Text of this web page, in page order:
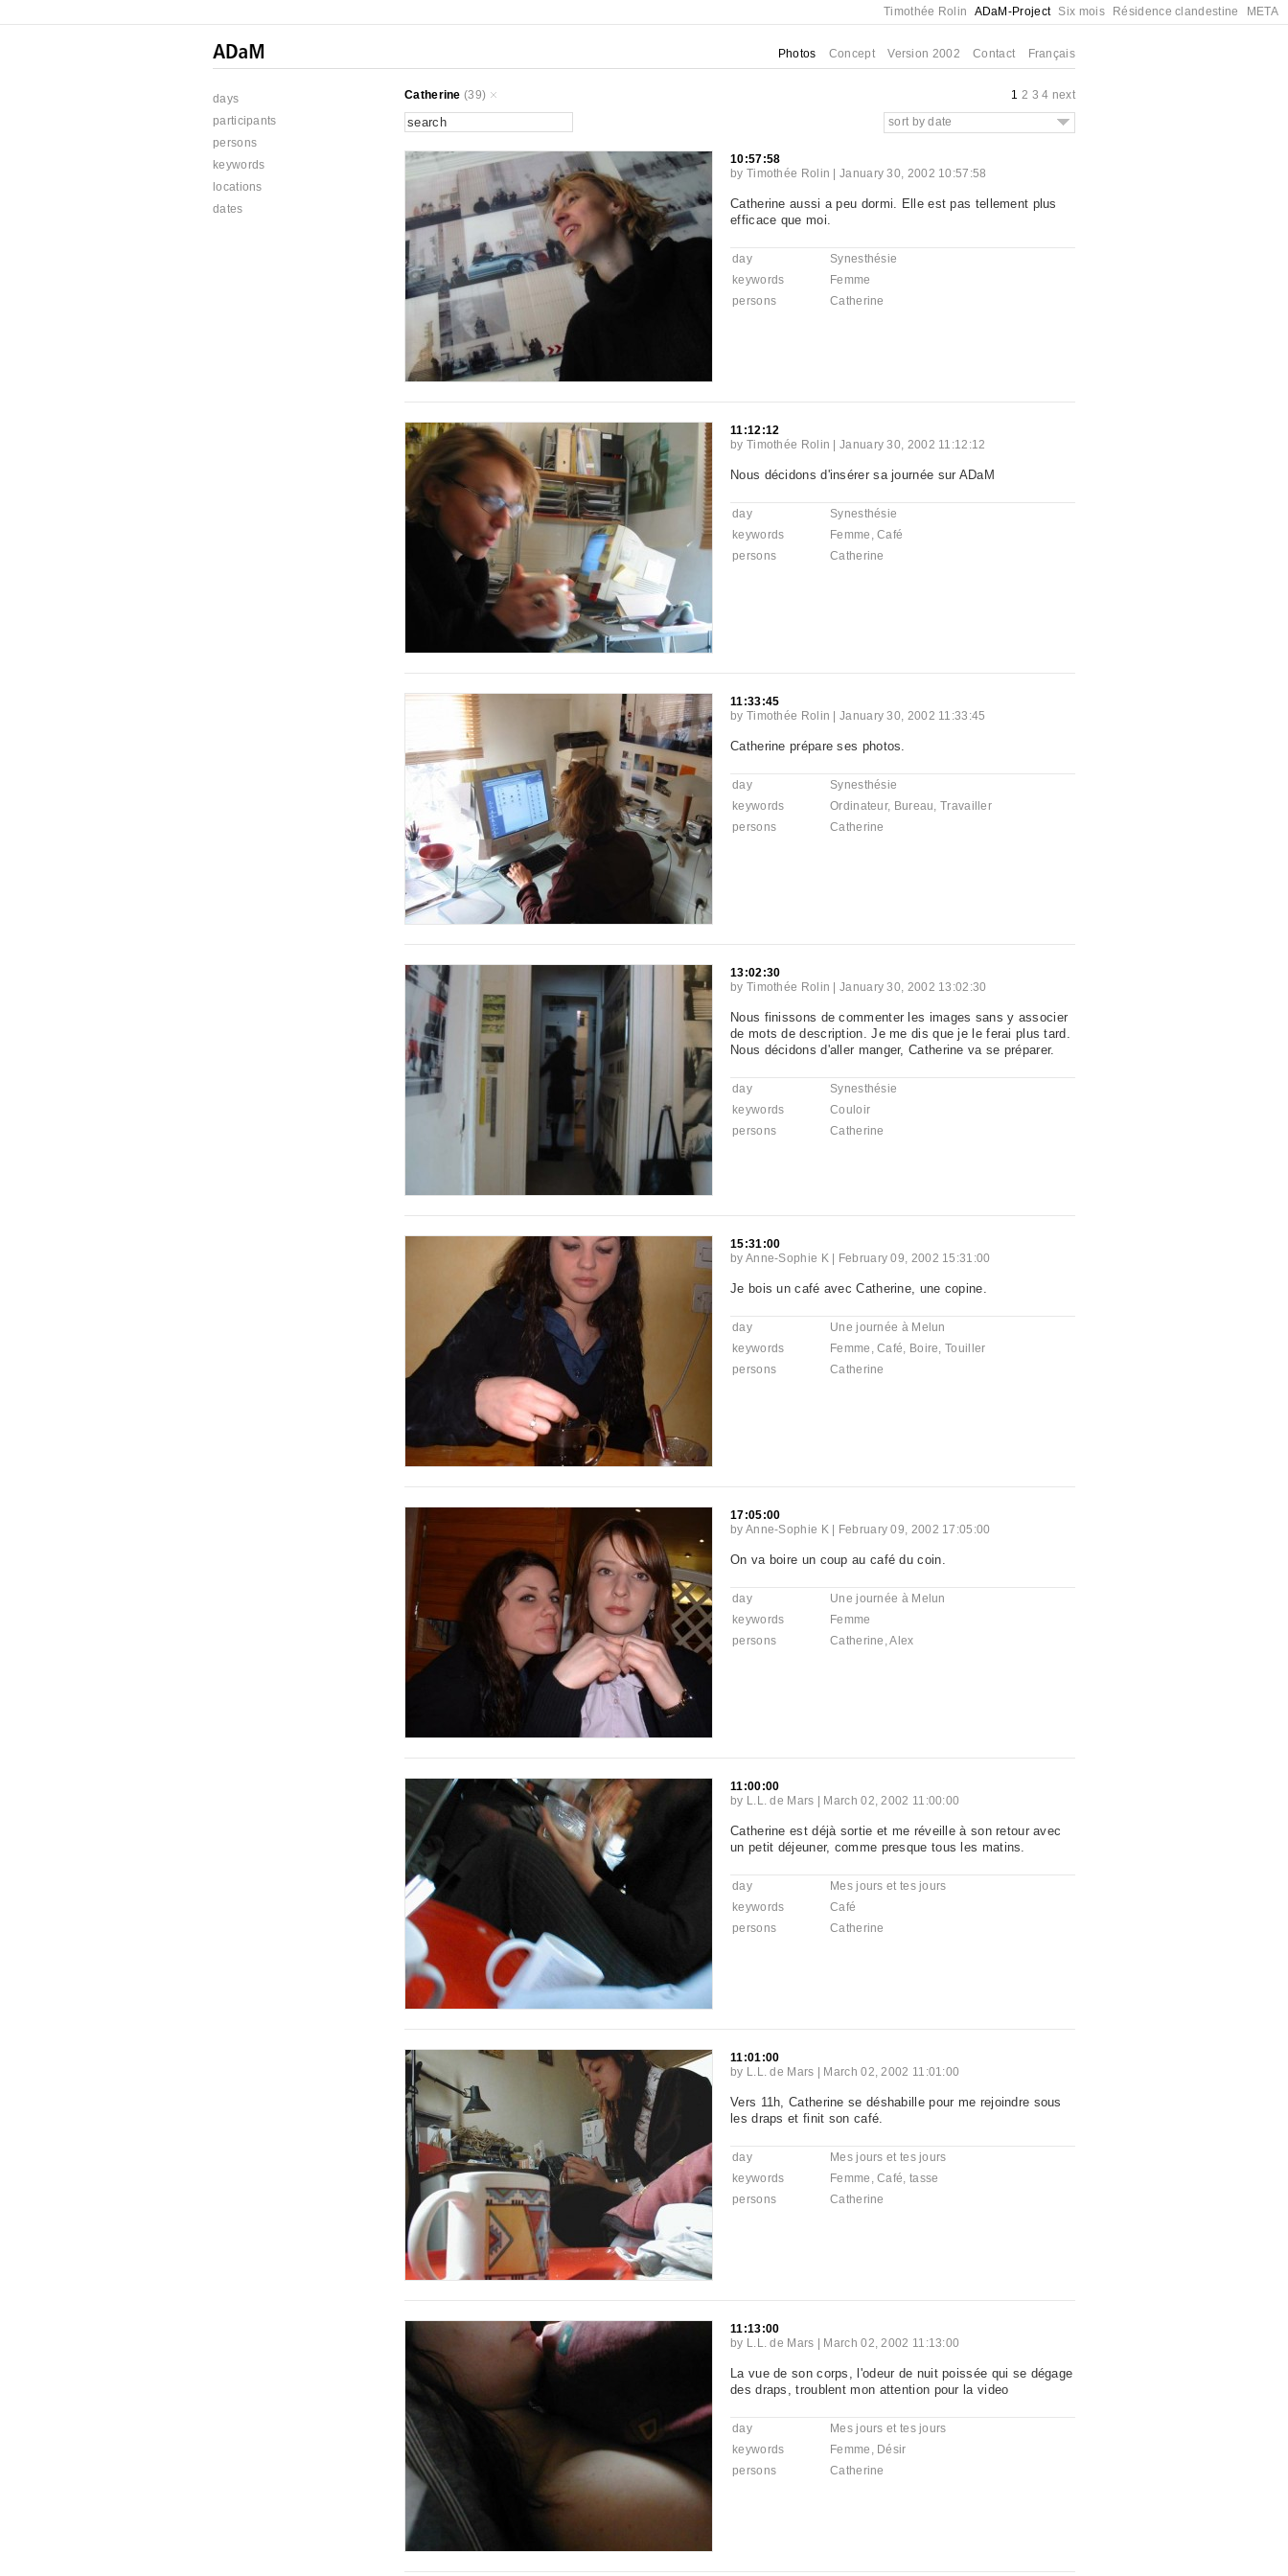
Timothée Rolin ADaM-Project Six mois Résidence clandestine META
Photos Concept Version 2002 Contact Français
days
participants
persons
keywords
locations
dates
Catherine (39) 1 2 3 4 next
sort by date
10:57:58
by Timothée Rolin |January 30, 2002 10:57:58
Catherine aussi a peu dormi. Elle est pas tellement plus
efficace que moi.
day
Synesthésie
keywords
Femme
persons
Catherine
11:12:12
by Timothée Rolin |January 30, 2002 11:12:12
Nous décidons d'insérer sa journée sur ADaM
day
Synesthésie
keywords
Femme ,Café
persons
Catherine
11:33:45
by Timothée Rolin |January 30, 2002 11:33:45
Catherine prépare ses photos.
day
Synesthésie
keywords
Ordinateur, Bureau,Travailler
persons
Catherine
13:02:30
by Timothée Rolin |January 30, 2002 13:02:30
Nous finissons de commenter les images sans y associer
de mots de description. Je me dis que je le ferai plus tard.
Nous décidons d'aller manger, Catherine va se préparer.
day
Synesthésie
keywords
Couloir
persons
Catherine
15:31:00
by Anne-Sophie K| February 09, 2002 15:31:00
Je bois un café avec Catherine, une copine.
day
Une journée à Melun
keywords
Femme ,Café, Boire,Touiller
persons
Catherine
17:05:00
by Anne-Sophie K| February 09, 2002 17:05:00
On va boire un coup au café du coin.
day
Une journée à Melun
keywords
Femme
persons
Catherine ,Alex
11:00:00
by L.L. de Mars March 02, 2002 11:00:00
Catherine est déjà sortie et me réveille à son retour avec
un petit déjeuner, comme presque tous les matins.
day
Mes jours et tes jours
keywords
Café
persons
Catherine
11:01:00
by L.L. de Mars March 02, 2002 11:01:00
Vers 11h, Catherine se déshabille pour me rejoindre sous
les draps et finit son café.
day
Mes jours et tes jours
keywords
Femme ,Café, tasse
persons
Catherine
11:13:00
by L.L. de Mars March 02, 2002 11:13:00
La vue de son corps, l'odeur de nuit poissée qui se dégage
des draps, troublent mon attention pour la video
day
Mes jours et tes jours
keywords
Femme , Désir
persons
Catherine